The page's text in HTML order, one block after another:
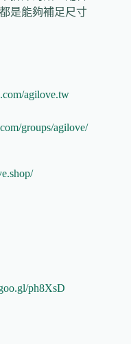
是能夠補足尺寸
agilove.tw
groups/agilove/
ph8XsD